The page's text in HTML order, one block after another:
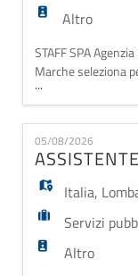
Altro
STAFF SPA
Marche seleziona
ADDETTO/A
ferie dal 7 al 23
servizio di pulizie
di Alba Adriatica
seguente orario: -
...
05/08/2026
Italia,
Servizi
Altro